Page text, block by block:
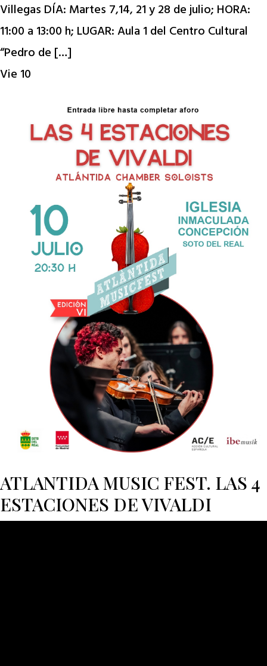
Villegas DÍA: Martes 7,14, 21 y 28 de julio; HORA:
11:00 a 13:00 h; LUGAR: Aula 1 del Centro Cultural
“Pedro de […]
Vie 10
ATLANTIDA MUSIC FEST. LAS 4
ESTACIONES DE VIVALDI